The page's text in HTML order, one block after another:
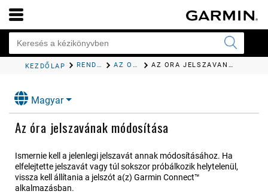
KEZDŐLAP RENDSZERBEÁLLÍTÁSOK AZ ÓRA JELSZAVÁNAK BEÁLLÍTÁSA AZ ÓRA JELSZAVÁNAK MÓDOSÍTÁSA
Magyar
Az óra jelszavának módosítása
Ismernie kell a jelenlegi jelszavát annak módosításához. Ha
elfelejtette jelszavát vagy túl sokszor próbálkozik helytelenül,
vissza kell állítania a jelszót a(z) Garmin Connect™
alkalmazásban.